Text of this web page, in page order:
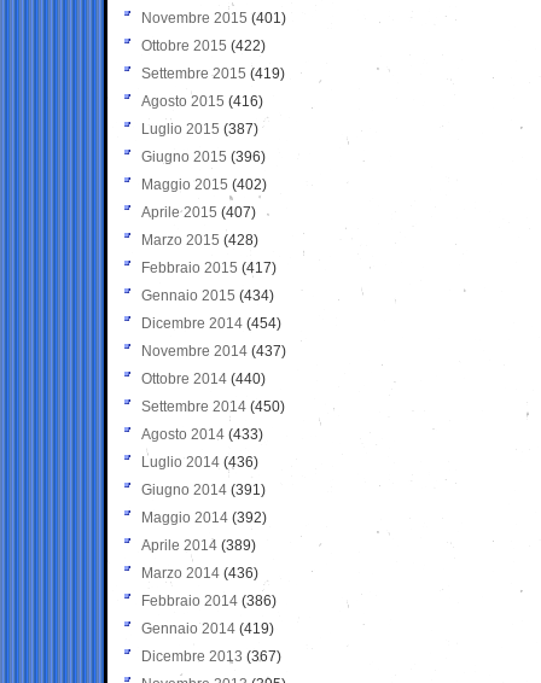
Novembre 2015 (401)
Ottobre 2015 (422)
Settembre 2015 (419)
Agosto 2015 (416)
Luglio 2015 (387)
Giugno 2015 (396)
Maggio 2015 (402)
Aprile 2015 (407)
Marzo 2015 (428)
Febbraio 2015 (417)
Gennaio 2015 (434)
Dicembre 2014 (454)
Novembre 2014 (437)
Ottobre 2014 (440)
Settembre 2014 (450)
Agosto 2014 (433)
Luglio 2014 (436)
Giugno 2014 (391)
Maggio 2014 (392)
Aprile 2014 (389)
Marzo 2014 (436)
Febbraio 2014 (386)
Gennaio 2014 (419)
Dicembre 2013 (367)